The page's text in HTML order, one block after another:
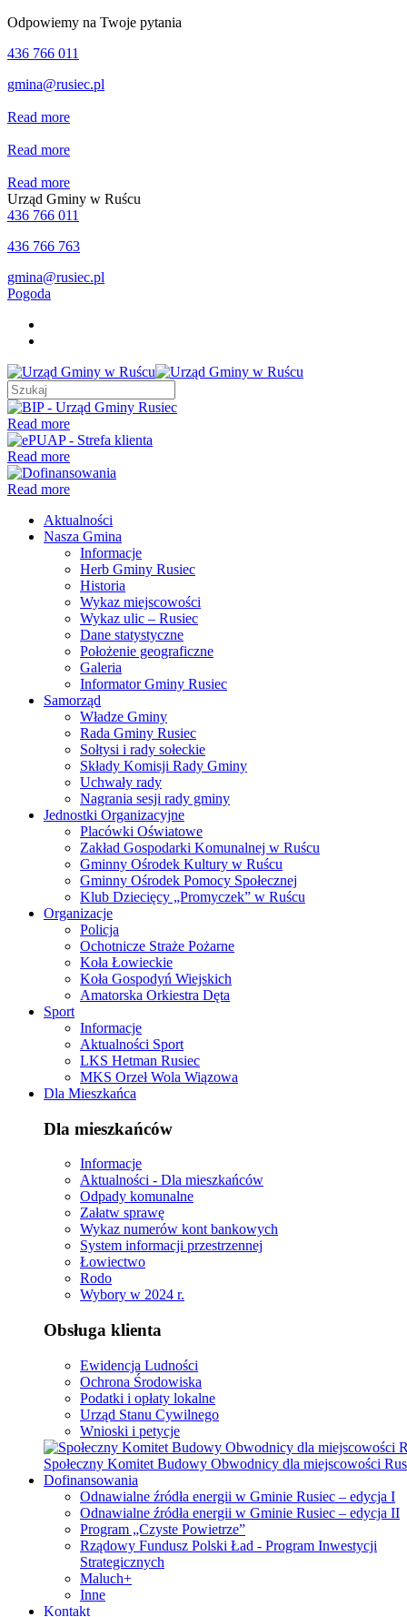
Odpowiemy na Twoje pytania
436 766 011
gmina@rusiec.pl
Read more
Read more
Read more
Urząd Gminy w Ruścu
436 766 011
436 766 763
gmina@rusiec.pl
Pogoda
Read more
Read more
Read more
Aktualności
Nasza Gmina
Informacje
Herb Gminy Rusiec
Historia
Wykaz miejscowości
Wykaz ulic – Rusiec
Dane statystyczne
Położenie geograficzne
Galeria
Informator Gminy Rusiec
Samorząd
Władze Gminy
Rada Gminy Rusiec
Sołtysi i rady sołeckie
Składy Komisji Rady Gminy
Uchwały rady
Nagrania sesji rady gminy
Jednostki Organizacyjne
Placówki Oświatowe
Zakład Gospodarki Komunalnej w Ruścu
Gminny Ośrodek Kultury w Ruścu
Gminny Ośrodek Pomocy Społecznej
Klub Dziecięcy „Promyczek” w Ruścu
Organizacje
Policja
Ochotnicze Straże Pożarne
Koła Łowieckie
Koła Gospodyń Wiejskich
Amatorska Orkiestra Dęta
Sport
Informacje
Aktualności Sport
LKS Hetman Rusiec
MKS Orzeł Wola Wiązowa
Dla Mieszkańca
Dla mieszkańców
Informacje
Aktualności - Dla mieszkańców
Odpady komunalne
Załatw sprawę
Wykaz numerów kont bankowych
System informacji przestrzennej
Łowiectwo
Rodo
Wybory w 2024 r.
Obsługa klienta
Ewidencja Ludności
Ochrona Środowiska
Podatki i opłaty lokalne
Urząd Stanu Cywilnego
Wnioski i petycje
Społeczny Komitet Budowy Obwodnicy dla miejscowości
Dofinansowania
Odnawialne źródła energii w Gminie Rusiec – edycja I
Odnawialne źródła energii w Gminie Rusiec – edycja II
Program „Czyste Powietrze”
Rządowy Fundusz Polski Ład - Program Inwestycji
Strategicznych
Maluch+
Inne
Kontakt